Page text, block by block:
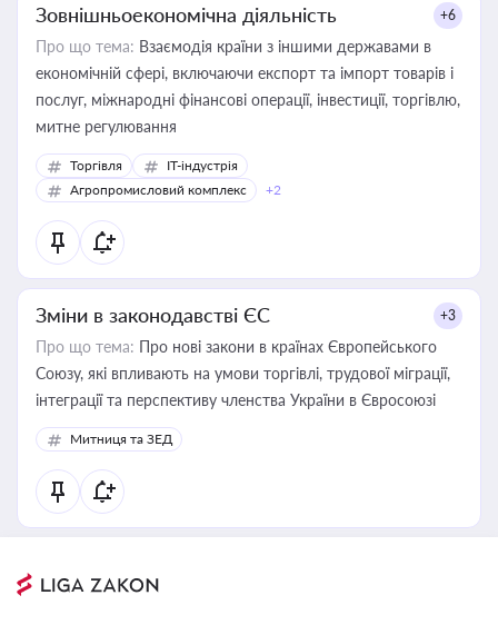
Зовнішньоекономічна діяльність +6
Про що тема: Взаємодія країни з іншими державами в
економічній сфері, включаючи експорт та імпорт товарів і
послуг, міжнародні фінансові операції, інвестиції, торгівлю,
митне регулювання
Торгівля
IT-індустрія
Агропромисловий комплекс
+2
Зміни в законодавстві ЄС +3
Про що тема: Про нові закони в країнах Європейського
Союзу, які впливають на умови торгівлі, трудової міграції,
інтеграції та перспективу членства України в Євросоюзі
Митниця та ЗЕД